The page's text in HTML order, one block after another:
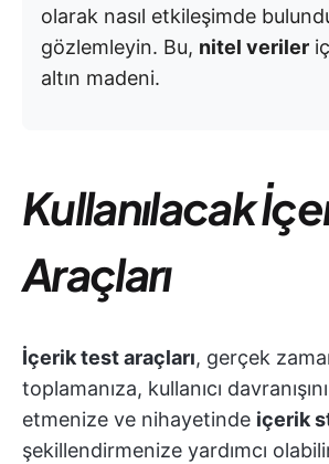
olarak nasıl etkileşimde
gözlemleyin. Bu, nitel veriler
altın madeni.
Kullanılacak
Araçları
İçerik test araçları, gerçek
toplamanıza, kullanıcı
etmenize ve nihayetinde içerik
şekillendirmenize yardımcı